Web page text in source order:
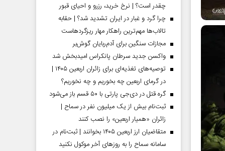
چقدر است؟ | نرخ خرید، رزرو و احیای قبور
چرا گرد و غبار در ایران تشدید شد؟ | حقابه
تالاب‌ها مهم‌ترین راهکار مهار ریزگردهاست
مجازات سنگین برای آدم‌ربایان گوش‌بر
واکسن جدید سرطان پانکراس امیدبخش شد
توصیه‌های تغذیه‌ای برای زائران اربعین ۱۴۰۵ |
در گرمای اربعین چه بخوریم و چه نخوریم؟
گره قتل در دی‌جی پارتی با ۵۰ قسم باز می‌شود
ثبت‌نام بیش از یک میلیون نفر در سماح |
زائران «همیار اربعین» را نصب کنند
متقاضیان ارز اربعین ۱۴۰۵ بخوانند | ثبت‌نام در
سامانه سماح را به روز‌های آخر موکول نکنید